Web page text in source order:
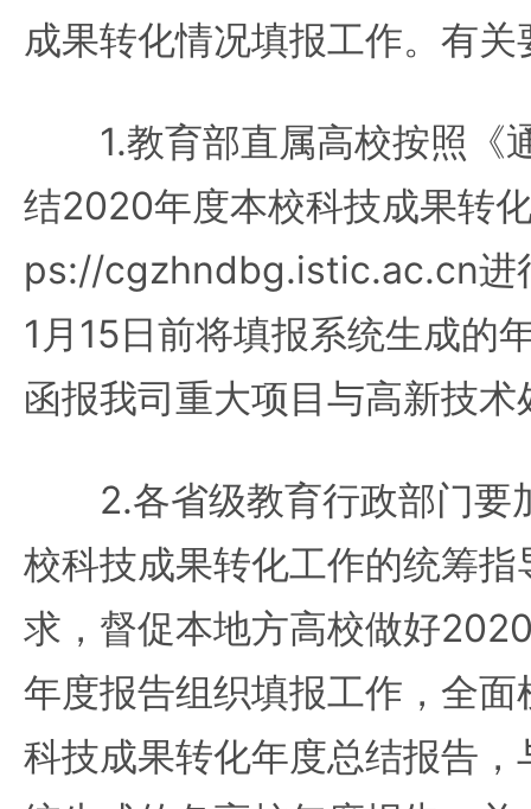
成果转化情况填报工作。有关
1.教育部直属高校按照《
结2020年度本校科技成果转
ps://cgzhndbg.istic.ac.cn进
1月15日前将填报系统生成的
函报我司重大项目与高新技术
2.各省级教育行政部门要
校科技成果转化工作的统筹
求，督促本地方高校做好
年度报告组织填报工作，全
科技成果转化年度总结报告